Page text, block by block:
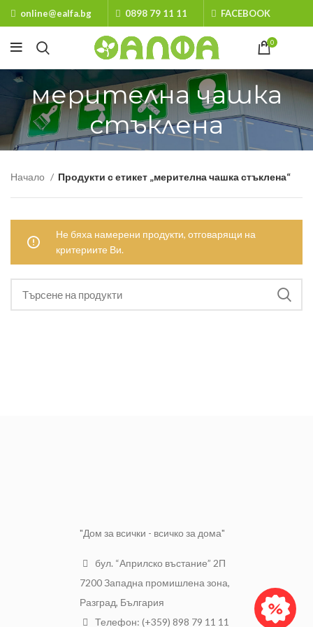
online@ealfa.bg 0898 79 11 11 FACEBOOK
0
мерителна чашка
стъклена
Начало Продукти с етикет „мерителна чашка стъклена“
Не бяха намерени продукти, отговарящи на
критериите Ви.
"Дом за всички - всичко за дома"
бул. “Априлско въстание” 2П
7200 Западна промишлена зона,
Разград, България
Телефон: (+359) 898 79 11 11